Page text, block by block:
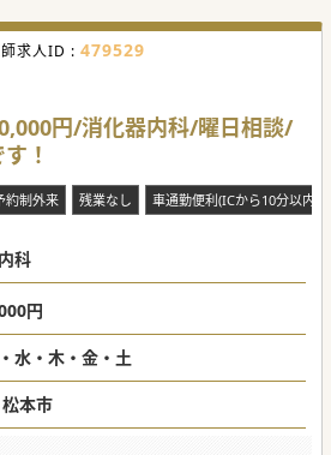
求人ID : 479529
円/消化器内科/曜日相談/
！
約制外来 残業なし 車通勤便利(ICから10分以内)
科
円
水・木・金・土
長野県 松本市